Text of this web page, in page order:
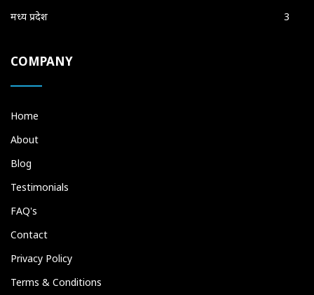
मध्य प्रदेश
3
COMPANY
Home
About
Blog
Testimonials
FAQ's
Contact
Privacy Policy
Terms & Conditions